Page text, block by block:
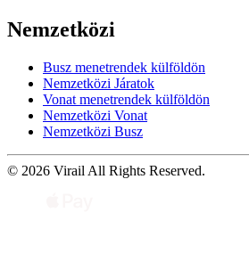
Nemzetközi
Busz menetrendek külföldön
Nemzetközi Járatok
Vonat menetrendek külföldön
Nemzetközi Vonat
Nemzetközi Busz
© 2026 Virail All Rights Reserved.